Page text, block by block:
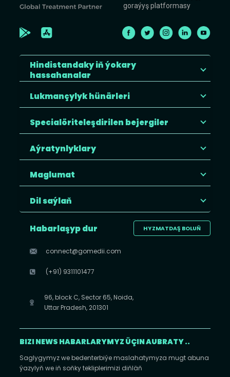
goraýyş platformasy
Hindistandaky iň ýokary
hassahanalar
Lukmançylyk hünärleri
Specialöriteleşdirilen bejergiler
Aýratynlyklary
Maglumat
Dil saýlaň
HYZMATDAŞ BOLUŇ
Habarlaşyp dur
connect@gomedii.com
(+91) 9311101477
96, block C, Sector 65, Noida,
Uttar Pradesh, 201301
BIZI NEWS HABARLARYMYZ ÜÇIN AUBRATY ..
Saglygymyz we bedenterbiýe maslahatymyza mugt abuna
ýazylyň we iň soňky tekliplerimizi diňläň